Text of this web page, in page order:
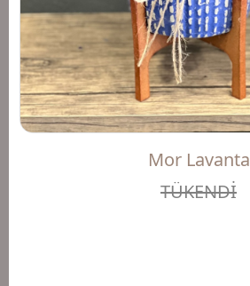
Mor Lavanta
TÜKENDİ